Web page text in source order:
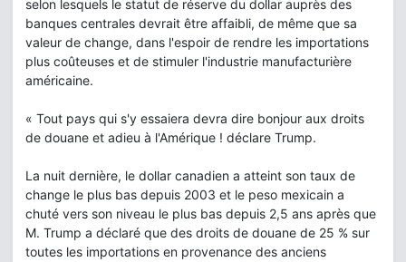
selon lesquels le statut de réserve du dollar auprès des
banques centrales devrait être affaibli, de même que sa
valeur de change, dans l'espoir de rendre les importations
plus coûteuses et de stimuler l'industrie manufacturière
américaine.
« Tout pays qui s'y essaiera devra dire bonjour aux droits
de douane et adieu à l'Amérique ! déclare Trump.
La nuit dernière, le dollar canadien a atteint son taux de
change le plus bas depuis 2003 et le peso mexicain a
chuté vers son niveau le plus bas depuis 2,5 ans après que
M. Trump a déclaré que des droits de douane de 25 % sur
toutes les importations en provenance des anciens